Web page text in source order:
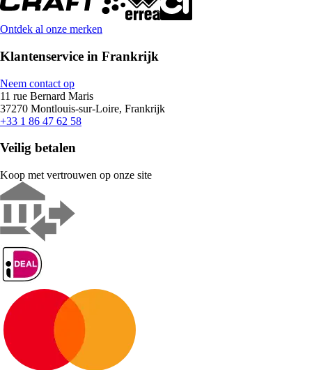
Ontdek al onze merken
Klantenservice in Frankrijk
Neem contact op
11 rue Bernard Maris
37270 Montlouis-sur-Loire, Frankrijk
+33 1 86 47 62 58
Veilig betalen
Koop met vertrouwen op onze site